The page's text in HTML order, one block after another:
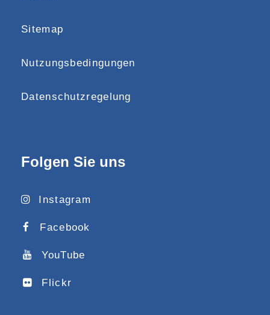
Sitemap
Nutzungsbedingungen
Datenschutzregelung
Folgen Sie uns
Instagram
Facebook
YouTube
Flickr